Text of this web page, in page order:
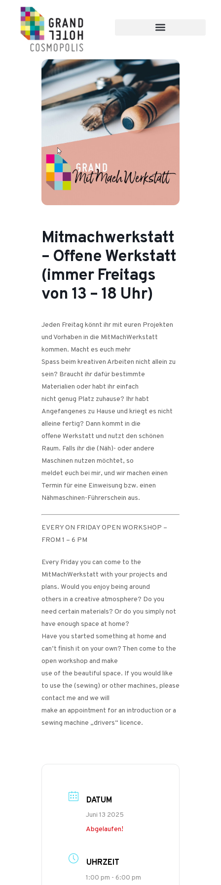
Mitmachwerkstatt
– Offene Werkstatt
(immer Freitags
von 13 – 18 Uhr)
Jeden Freitag könnt ihr mit euren Projekten
und Vorhaben in die MitMachWerkstatt
kommen. Macht es euch mehr
Spass beim kreativen Arbeiten nicht allein zu
sein? Braucht ihr dafür bestimmte
Materialien oder habt ihr einfach
nicht genug Platz zuhause? Ihr habt
Angefangenes zu Hause und kriegt es nicht
alleine fertig? Dann kommt in die
offene Werkstatt und nutzt den schönen
Raum. Falls ihr die (Näh)- oder andere
Maschinen nutzen möchtet, so
meldet euch bei mir, und wir machen einen
Termin für eine Einweisung bzw. einen
Nähmaschinen-Führerschein aus.
EVERY ON FRIDAY OPEN WORKSHOP –
FROM 1 – 6 PM
Every Friday you can come to the
MitMachWerkstatt with your projects and
plans. Would you enjoy being around
others in a creative atmosphere? Do you
need certain materials? Or do you simply not
have enough space at home?
Have you started something at home and
can’t finish it on your own? Then come to the
open workshop and make
use of the beautiful space. If you would like
to use the (sewing) or other machines, please
contact me and we will
make an appointment for an introduction or a
sewing machine „drivers“ licence.
DATUM
Juni 13 2025
Abgelaufen!
UHRZEIT
1:00 pm - 6:00 pm